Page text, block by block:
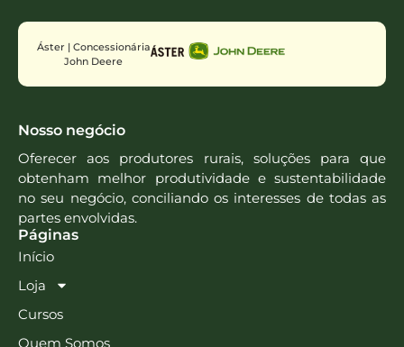
Áster | Concessionária
John Deere
Nosso negócio
Oferecer aos produtores rurais, soluções para que
obtenham melhor produtividade e sustentabilidade
no seu negócio, conciliando os interesses de todas as
partes envolvidas.
Páginas
Início
Loja
Cursos
Quem Somos